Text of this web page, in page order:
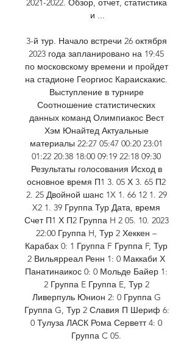
2021-2022. Обзор, отчет, статистика
и ...
3-й тур. Начало встречи 26 октября
2023 года запланировано на 19:45
по московскому времени и пройдет
на стадионе Георгиос Караискакис.
Выступление в турнире
Соотношение статистических
данных команд Олимпиакос Вест
Хэм Юнайтед Актуальные
материалы 22:27 05:47 00:20 23:01
01:22 20:38 18:00 09:19 22:18 09:30
Результаты голосования Исход в
основное время П1 3. 05 Х 3. 65 П2
2. 25 Двойной шанс 1X 1. 66 12 1. 29
X2 1. 39 Группа Тур Дата, время
Счет П1 Х П2 Группа H 2 05. 10. 2023
22:00 Группа H, Тур 2 Хеккен –
Карабах 0: 1 Группа F Группа F, Тур
2 Вильярреал Ренн 1: 0 Маккаби Х
Панатинаикос 0: 0 Мольде Байер 1:
2 Группа E Группа E, Тур 2
Ливерпуль Юнион 2: 0 Группа G
Группа G, Тур 2 Славия П Шериф 6:
0 Тулуза ЛАСК Рома Серветт 4: 0
Группа C 05.